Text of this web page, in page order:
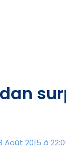
Août 2015 à